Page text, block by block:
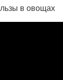
в овощах